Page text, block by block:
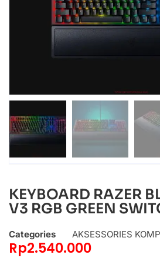
KEYBOARD RAZER
V3 RGB GREEN
Categories AKSESSORIES
Rp2.540.000